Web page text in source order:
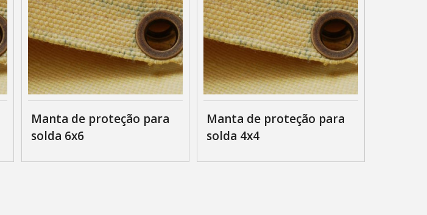
Manta de proteção para
solda 6x6
Manta de proteção para
solda 4x4